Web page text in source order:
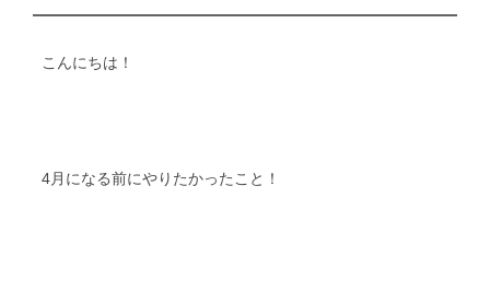
こんにちは！
4月になる前にやりたかったこと！